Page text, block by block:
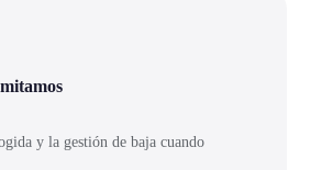
y la gestión de baja cuando